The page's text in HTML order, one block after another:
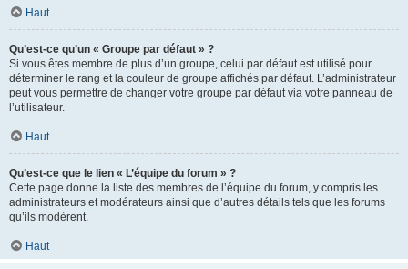
Haut
Qu’est-ce qu’un « Groupe par défaut » ?
Si vous êtes membre de plus d’un groupe, celui par défaut est utilisé pour
déterminer le rang et la couleur de groupe affichés par défaut. L’administrateur
peut vous permettre de changer votre groupe par défaut via votre panneau de
l’utilisateur.
Haut
Qu’est-ce que le lien « L’équipe du forum » ?
Cette page donne la liste des membres de l’équipe du forum, y compris les
administrateurs et modérateurs ainsi que d’autres détails tels que les forums
qu’ils modèrent.
Haut